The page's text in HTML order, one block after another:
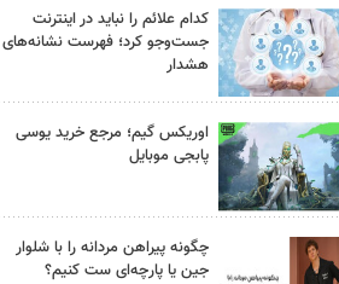
کدام علائم را نباید در اینترنت
جست‌وجو کرد؛ فهرست نشانه‌های
هشدار
اوریکس گیم؛ مرجع خرید یوسی
پابجی موبایل
چگونه پیراهن مردانه را با شلوار
جین یا پارچه‌ای ست کنیم؟